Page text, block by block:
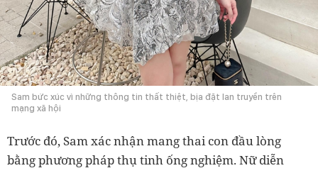
Sam bức xúc vì những thông tin thất thiệt, bịa đặt lan truyền trên
mạng xã hội
Trước đó, Sam xác nhận mang thai con đầu lòng
bằng phương pháp thụ tinh ống nghiệm. Nữ diễn